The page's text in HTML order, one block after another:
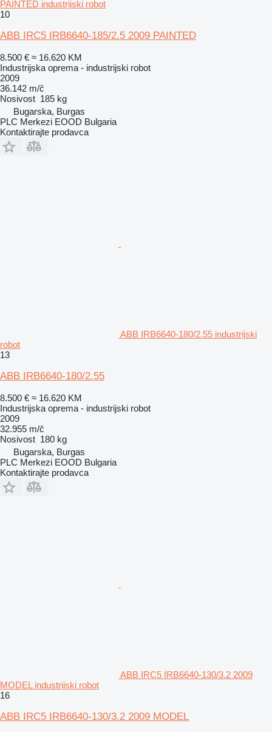
PAINTED industrijski robot
10
ABB IRC5 IRB6640-185/2.5 2009 PAINTED
8.500 € ≈ 16.620 KM
Industrijska oprema - industrijski robot
2009
36.142 m/č
Nosivost 185 kg
Bugarska, Burgas
PLC Merkezi EOOD Bulgaria
Kontaktirajte prodavca
ABB IRB6640-180/2.55 industrijski
robot
13
ABB IRB6640-180/2.55
8.500 € ≈ 16.620 KM
Industrijska oprema - industrijski robot
2009
32.955 m/č
Nosivost 180 kg
Bugarska, Burgas
PLC Merkezi EOOD Bulgaria
Kontaktirajte prodavca
ABB IRC5 IRB6640-130/3.2 2009
MODEL industrijski robot
16
ABB IRC5 IRB6640-130/3.2 2009 MODEL